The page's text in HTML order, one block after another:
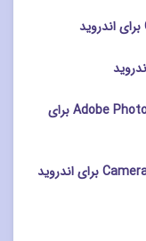
دانلود برنامه ویرایشگر تصویر Adobe Photoshop Express برای